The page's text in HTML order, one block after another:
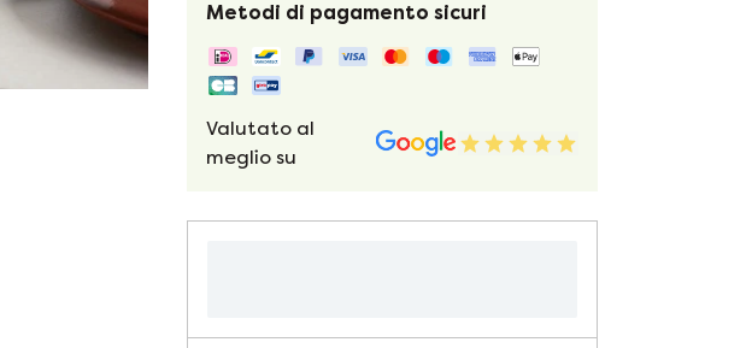
Metodi di pagamento sicuri
Valutato al
meglio su